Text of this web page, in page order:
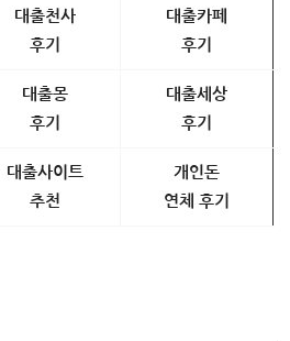
대출천사
후기
대출카페
후기
대출몽
후기
대출세상
후기
대출사이트
추천
개인돈
연체 후기